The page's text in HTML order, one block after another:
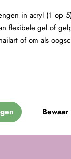
in acryl (1 op
flexibele gel of
of om als